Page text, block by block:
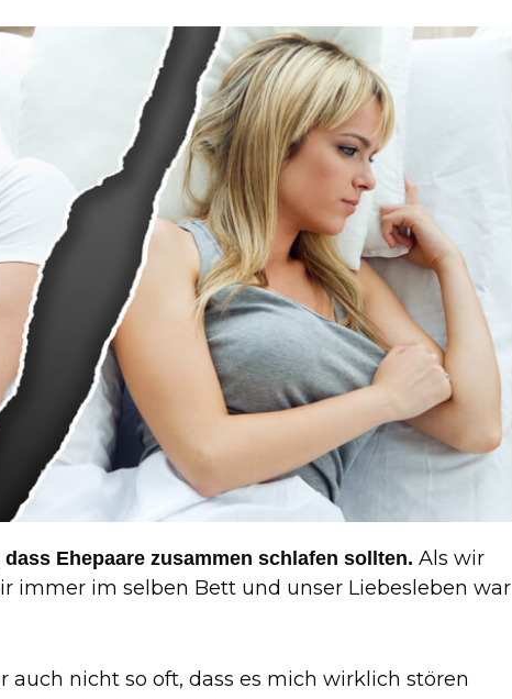
Ehepaare zusammen schlafen sollten. Als wir
immer im selben Bett und unser Liebesleben war
auch nicht so oft, dass es mich wirklich stören